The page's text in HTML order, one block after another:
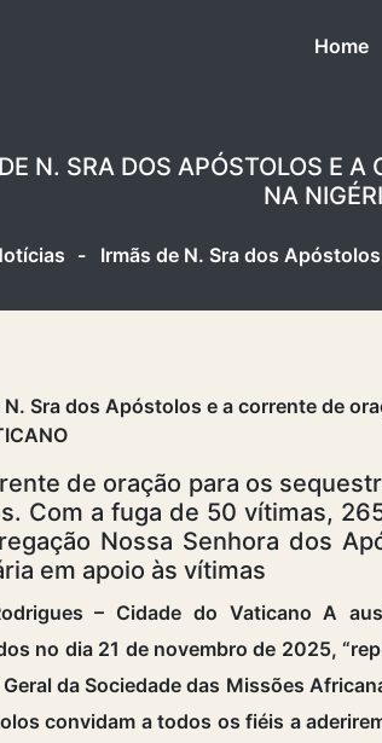
Home
N. SRA DOS APÓSTOLOS E A
NA
-
Irmãs de N. Sra dos
de oração para os
Com a fuga de 50 vítimas,
Nossa Senhora dos
em apoio às vítimas
– Cidade do Vaticano A
no dia 21 de novembro de 2025,
da Sociedade das Missões
convidam a todos os fiéis a